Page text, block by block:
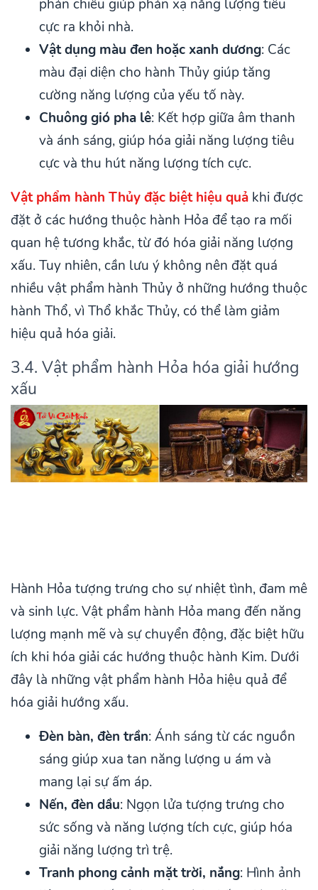
phản chiếu giúp phản xạ năng lượng tiêu
cực ra khỏi nhà.
Vật dụng màu đen hoặc xanh dương: Các
màu đại diện cho hành Thủy giúp tăng
cường năng lượng của yếu tố này.
Chuông gió pha lê: Kết hợp giữa âm thanh
và ánh sáng, giúp hóa giải năng lượng tiêu
cực và thu hút năng lượng tích cực.
Vật phẩm hành Thủy đặc biệt hiệu quả khi được
đặt ở các hướng thuộc hành Hỏa để tạo ra mối
quan hệ tương khắc, từ đó hóa giải năng lượng
xấu. Tuy nhiên, cần lưu ý không nên đặt quá
nhiều vật phẩm hành Thủy ở những hướng thuộc
hành Thổ, vì Thổ khắc Thủy, có thể làm giảm
hiệu quả hóa giải.
3.4. Vật phẩm hành Hỏa hóa giải hướng
xấu
Hành Hỏa tượng trưng cho sự nhiệt tình, đam mê
và sinh lực. Vật phẩm hành Hỏa mang đến năng
lượng mạnh mẽ và sự chuyển động, đặc biệt hữu
ích khi hóa giải các hướng thuộc hành Kim. Dưới
đây là những vật phẩm hành Hỏa hiệu quả để
hóa giải hướng xấu.
Đèn bàn, đèn trần: Ánh sáng từ các nguồn
sáng giúp xua tan năng lượng u ám và
mang lại sự ấm áp.
Nến, đèn dầu: Ngọn lửa tượng trưng cho
sức sống và năng lượng tích cực, giúp hóa
giải năng lượng trì trệ.
Tranh phong cảnh mặt trời, nắng: Hình ảnh